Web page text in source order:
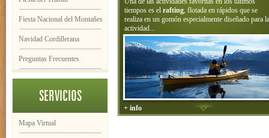
Fiesta Nacional del Montañes
Navidad Cordillerana
Preguntas Frecuentes
SERVICIOS
Mapa Virtual
tiempos es el rafting, flotada en rápidos que se
realiza en un gomón especialmente diseñado para la
actividad...
+ info